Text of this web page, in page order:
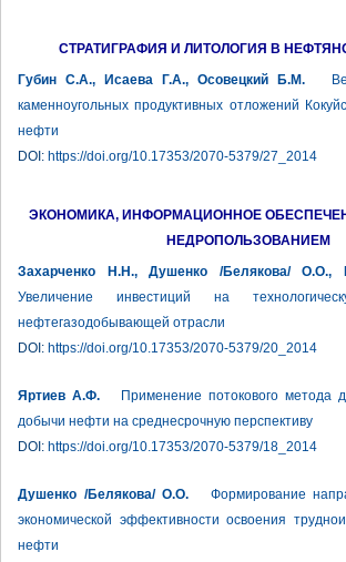
СТРАТИГРАФИЯ И ЛИТОЛОГИЯ В
Губин С.А., Исаева Г.А., Осовецкий Б.М.
каменноугольных продуктивных отложений
нефти
DOI: https://doi.org/10.17353/2070-5379/27_2014
ЭКОНОМИКА, ИНФОРМАЦИОННОЕ
НЕДРОПОЛЬЗОВАНИЕМ
Захарченко Н.Н., Душенко /Белякова/ О.О.,
Увеличение инвестиций на
нефтегазодобывающей отрасли
DOI: https://doi.org/10.17353/2070-5379/20_2014
Яртиев А.Ф. Применение потокового метода
добычи нефти на среднесрочную перспективу
DOI: https://doi.org/10.17353/2070-5379/18_2014
Душенко /Белякова/ О.О. Формирование
экономической эффективности освоения
нефти